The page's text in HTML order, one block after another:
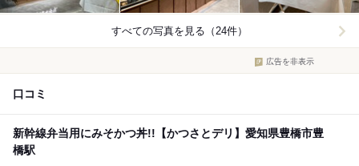
すべての写真を見る（24件）
広告を非表示
口コミ
新幹線弁当用にみそかつ丼!!【かつさとデリ】愛知県豊橋市豊
橋駅